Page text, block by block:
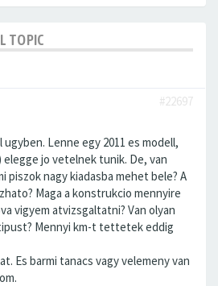
TOPIC
#22697
Lenne egy 2011 es modell,
jo vetelnek tunik. De, van
piszok nagy kiadasba mehet bele? A
Maga a konstrukcio mennyire
vigyem atvizsgaltatni? Van olyan
Mennyi km-t tettetek eddig
Es barmi tanacs vagy velemeny van